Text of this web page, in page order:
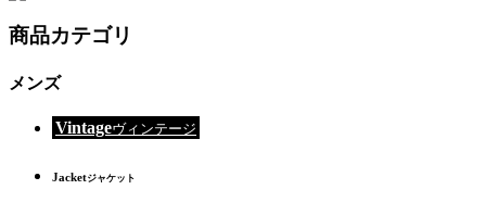
商品カテゴリ
メンズ
Vintageヴィンテージ
Jacketジャケット